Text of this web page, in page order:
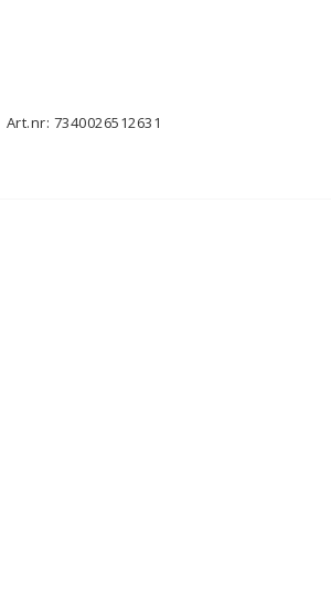
Art.nr: 7340026512631